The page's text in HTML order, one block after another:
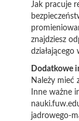
Jak pracuje
znajdziesz
Dodatkowe
Należy mieć
Inne ważne
jadrowego-